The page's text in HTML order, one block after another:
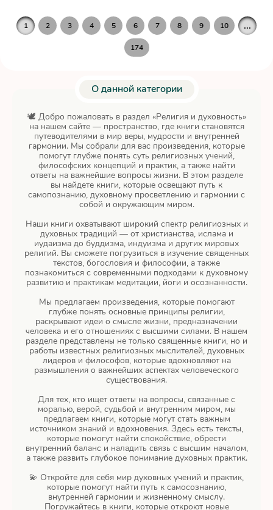
1 2 3 4 5 6 7 8 9 10 ...
174
О данной категории
🕊 Добро пожаловать в раздел «Религия и духовность»
на нашем сайте — пространство, где книги становятся
путеводителями в мир веры, мудрости и внутренней
гармонии. Мы собрали для вас произведения, которые
помогут глубже понять суть религиозных учений,
философских концепций и практик, а также найти
ответы на важнейшие вопросы жизни. В этом разделе
вы найдете книги, которые освещают путь к
самопознанию, духовному просветлению и гармонии с
собой и окружающим миром.
Наши книги охватывают широкий спектр религиозных и
духовных традиций — от христианства, ислама и
иудаизма до буддизма, индуизма и других мировых
религий. Вы сможете погрузиться в изучение священных
текстов, богословия и философии, а также
познакомиться с современными подходами к духовному
развитию и практикам медитации, йоги и осознанности.
Мы предлагаем произведения, которые помогают
глубже понять основные принципы религии,
раскрывают идеи о смысле жизни, предназначении
человека и его отношениях с высшими силами. В нашем
разделе представлены не только священные книги, но и
работы известных религиозных мыслителей, духовных
лидеров и философов, которые вдохновляют на
размышления о важнейших аспектах человеческого
существования.
Для тех, кто ищет ответы на вопросы, связанные с
моралью, верой, судьбой и внутренним миром, мы
предлагаем книги, которые могут стать важным
источником знаний и вдохновения. Здесь есть тексты,
которые помогут найти спокойствие, обрести
внутренний баланс и наладить связь с высшим началом,
а также развить глубокое понимание духовных практик.
💫 Откройте для себя мир духовных учений и практик,
которые помогут найти путь к самосознанию,
внутренней гармонии и жизненному смыслу.
Погружайтесь в книги, которые откроют новые